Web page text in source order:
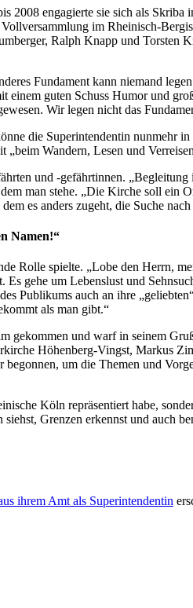
2008 engagierte sie sich als
im Rheinisch-
Ralph Knapp und Torsten
Fundament kann niemand
einem guten Schuss Humor und
Wir legen nicht das
die Superintendentin nunmehr
„beim Wandern, Lesen und
und -gefährtinnen.
man stehe. „Die Kirche soll ein
es anders zugeht, die Suche
Namen!“
Rolle spielte. „Lobe den Herrn,
gehe um Lebenslust und
Publikums auch an ihre
als man gibt.“
gekommen und warf in seinem
Höhenberg-Vingst, Markus
um die Themen und
Köln repräsentiert habe,
Grenzen erkennst und auch
ihrem Amt als Superintendentin